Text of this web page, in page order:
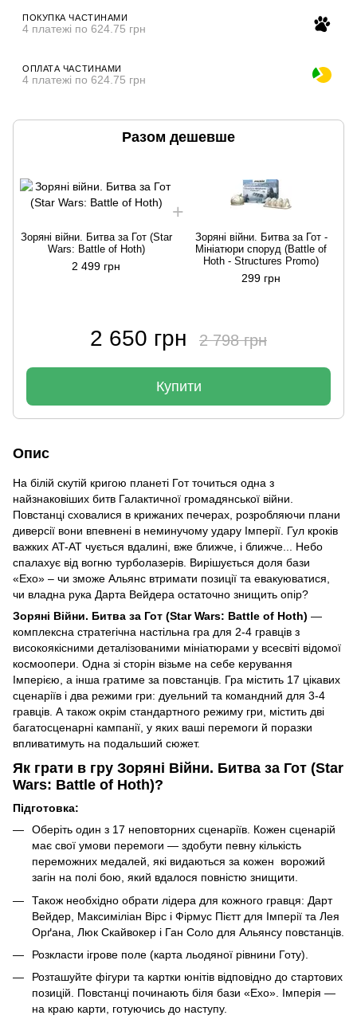
ПОКУПКА ЧАСТИНАМИ
4 платежі по 624.75 грн
ОПЛАТА ЧАСТИНАМИ
4 платежі по 624.75 грн
Разом дешевше
Зоряні війни. Битва за Гот (Star
Wars: Battle of Hoth)
2 499 грн
Зоряні війни. Битва за Гот -
Мініатюри споруд (Battle of
Hoth - Structures Promo)
299 грн
2 650 грн 2 798 грн
Купити
Опис
На білій скутій кригою планеті Гот точиться одна з
найзнаковіших битв Галактичної громадянської війни.
Повстанці сховалися в крижаних печерах, розробляючи плани
диверсії вони впевнені в неминучому удару Імперії. Гул кроків
важких AT-AT чується вдалині, вже ближче, і ближче... Небо
спалахує від вогню турболазерів. Вирішується доля бази
«Ехо» – чи зможе Альянс втримати позиції та евакуюватися,
чи владна рука Дарта Вейдера остаточно знищить опір?
Зоряні Війни. Битва за Гот (Star Wars: Battle of Hoth) —
комплексна стратегічна настільна гра для 2-4 гравців з
високоякісними деталізованими мініатюрами у всесвіті відомої
космоопери. Одна зі сторін візьме на себе керування
Імперією, а інша гратиме за повстанців. Гра містить 17 цікавих
сценаріїв і два режими гри: дуельний та командний для 3-4
гравців. А також окрім стандартного режиму гри, містить дві
багатосценарні кампанії, у яких ваші перемоги й поразки
впливатимуть на подальший сюжет.
Як грати в гру Зоряні Війни. Битва за Гот (Star
Wars: Battle of Hoth)?
Підготовка:
Оберіть один з 17 неповторних сценаріїв. Кожен сценарій
має свої умови перемоги — здобути певну кількість
переможних медалей, які видаються за кожен ворожий
загін на полі бою, який вдалося повністю знищити.
Також необхідно обрати лідера для кожного гравця: Дарт
Вейдер, Максиміліан Вірс і Фірмус Пієтт для Імперії та Лея
Орґана, Люк Скайвокер і Ган Соло для Альянсу повстанців.
Розкласти ігрове поле (карта льодяної рівнини Готу).
Розташуйте фігури та картки юнітів відповідно до стартових
позицій. Повстанці починають біля бази «Ехо». Імперія —
на краю карти, готуючись до наступу.